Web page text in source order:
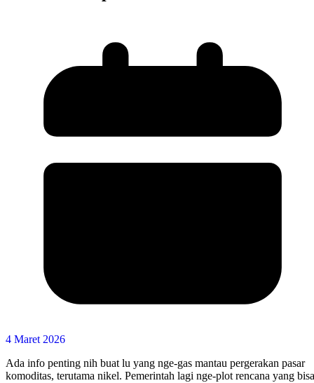
4 Maret 2026
Ada info penting nih buat lu yang nge-gas mantau pergerakan pasar
komoditas, terutama nikel. Pemerintah lagi nge-plot rencana yang bisa